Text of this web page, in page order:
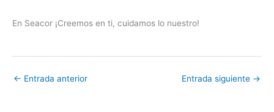
En Seacor ¡Creemos en ti, cuidamos lo nuestro!
← Entrada anterior Entrada siguiente →